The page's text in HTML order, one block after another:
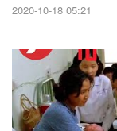
2020-10-18 05:21